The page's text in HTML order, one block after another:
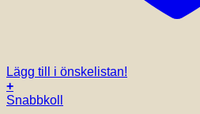
Lägg till i önskelistan!
+
Snabbkoll